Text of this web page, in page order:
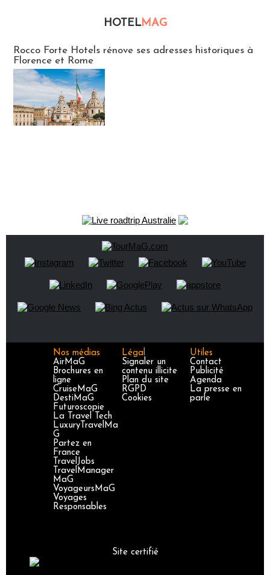
HOTELMAG
Rocco Forte Hotels rénove ses adresses historiques à
Florence et Rome
Nos médias
AirMaG
Brochures en
ligne
CruiseMaG
DestiMaG
Futuroscopie
La Travel Tech
LuxuryTravelMa
G
Partez en
France
TravelJobs
TravelManager
MaG
VoyageursMaG
Voyages
Responsables
Légal
Signaler un
contenu illicite
Plan du site
RGPD
Cookies
Utiles
Contact
Publicité
Agenda
La presse en
parle
Site certifié